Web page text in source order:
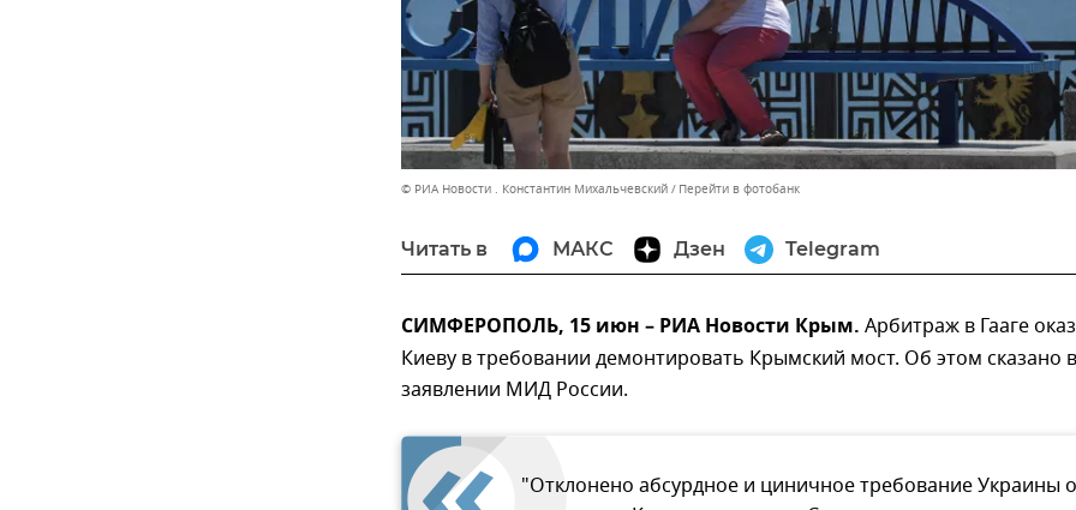
© РИА Новости . Константин Михальчевский Перейти в фотобанк
Читать в МАКС Дзен Telegram
СИМФЕРОПОЛЬ, 15 июн – РИА Новости Крым. Арбитраж в Гааге
Киеву в требовании демонтировать Крымский мост. Об этом сказано в
заявлении МИД России.
"Отклонено абсурдное и циничное требование Украины о